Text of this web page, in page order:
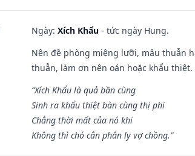
Ngày: Xích Khẩu - tức ngày Hung.
Nên đề phòng miệng lưỡi, mâu thuẫn
thuẫn, làm ơn nên oán hoặc khẩu thiệt.
“Xích Khẩu là quả bần cùng
Sinh ra khẩu thiệt bàn cùng thị phi
Chẳng thời mất của nó khi
Không thì chó cắn phân ly vợ chồng.”